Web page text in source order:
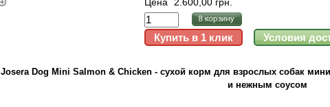
Josera Dog Mini Salmon & Chicken - сухой корм для взрослых собак
и нежным соусом